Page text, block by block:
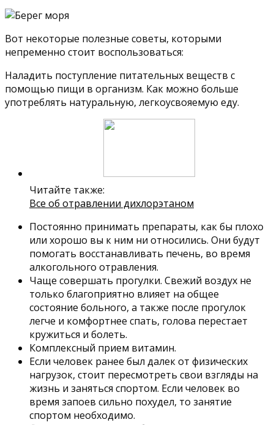
Вот некоторые полезные советы, которыми
непременно стоит воспользоваться:
Наладить поступление питательных веществ с
помощью пищи в организм. Как можно больше
употреблять натуральную, легкоусвояемую еду.
Читайте также:
Все об отравлении дихлорэтаном
Постоянно принимать препараты, как бы плохо
или хорошо вы к ним ни относились. Они будут
помогать восстанавливать печень, во время
алкогольного отравления.
Чаще совершать прогулки. Свежий воздух не
только благоприятно влияет на общее
состояние больного, а также после прогулок
легче и комфортнее спать, голова перестает
кружиться и болеть.
Комплексный прием витамин.
Если человек ранее был далек от физических
нагрузок, стоит пересмотреть свои взгляды на
жизнь и заняться спортом. Если человек во
время запоев сильно похудел, то занятие
спортом необходимо.